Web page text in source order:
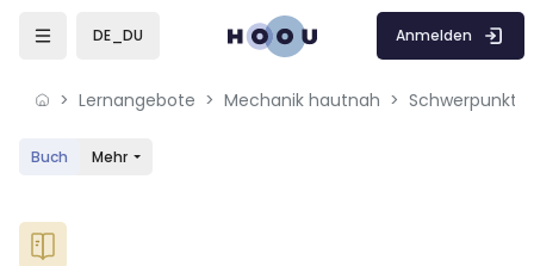
Skip to sidebar navigation menu
Skip to mobile navigation menu
Skip to sidebar hidden blocks
DE_DU Anmelden
Lernangebote Mechanik hautnah Schwerpunkt
Buch Mehr
Blöcke